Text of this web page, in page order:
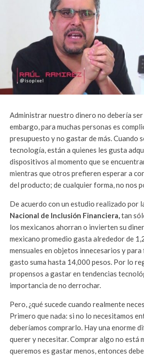
Administrar nuestro dinero no debería ser
embargo, para muchas personas es
presupuesto y no gastar de más. Cuando
tecnología, están a quienes les gusta
dispositivos al momento que se
mientras que otros prefieren esperar a
del producto; de cualquier forma, no nos
De acuerdo con un estudio realizado por
Nacional de Inclusión Financiera,tan
los mexicanos ahorran o invierten su
mexicano promedio gasta alrededor de
mensuales en objetos innecesarios y
gasto suma hasta 14,000 pesos. Por lo
propensos a gastar en tendencias
importancia de no derrochar.
Pero, ¿qué sucede cuando realmente
Primero que nada: si no lo necesitamos
deberíamos comprarlo. Hay una enorme
querer y necesitar. Comprar algo no está
queremos es gastar menos, entonces